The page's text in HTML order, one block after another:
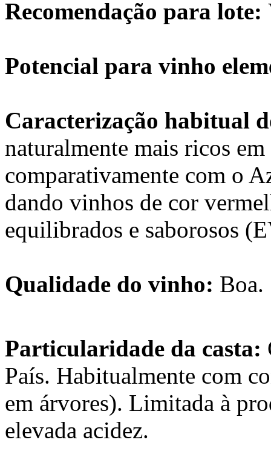
Recomendação para lote:
Potencial para vinho
Caracterização habitual
naturalmente mais ricos
comparativamente com o
dando vinhos de cor
equilibrados e saborosos
Qualidade do vinho: Boa.
Particularidade da casta:
País. Habitualmente com
em árvores). Limitada à
elevada acidez.